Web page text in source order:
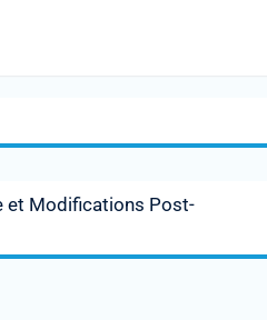
et Modifications Post-